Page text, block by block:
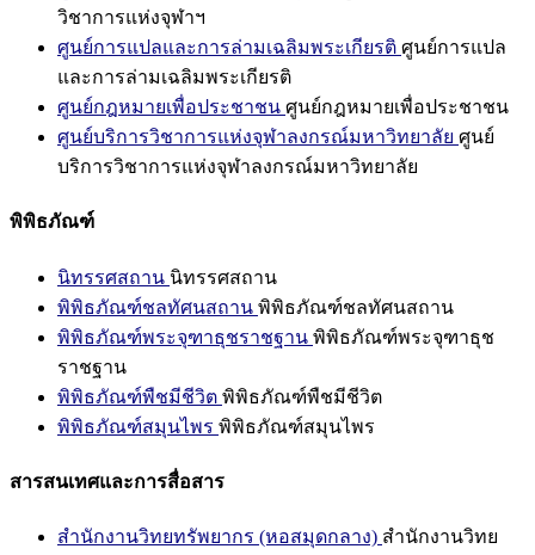
วิชาการแห่งจุฬาฯ
ศูนย์การแปลและการล่ามเฉลิมพระเกียรติ ศูนย์การแปล
และการล่ามเฉลิมพระเกียรติ
ศูนย์กฎหมายเพื่อประชาชน ศูนย์กฎหมายเพื่อประชาชน
ศูนย์บริการวิชาการแห่งจุฬาลงกรณ์มหาวิทยาลัย ศูนย์
บริการวิชาการแห่งจุฬาลงกรณ์มหาวิทยาลัย
พิพิธภัณฑ์
นิทรรศสถาน นิทรรศสถาน
พิพิธภัณฑ์ชลทัศนสถาน พิพิธภัณฑ์ชลทัศนสถาน
พิพิธภัณฑ์พระจุฑาธุชราชฐาน พิพิธภัณฑ์พระจุฑาธุช
ราชฐาน
พิพิธภัณฑ์พืชมีชีวิต พิพิธภัณฑ์พืชมีชีวิต
พิพิธภัณฑ์สมุนไพร พิพิธภัณฑ์สมุนไพร
สารสนเทศและการสื่อสาร
สำนักงานวิทยทรัพยากร (หอสมุดกลาง) สำนักงานวิทย